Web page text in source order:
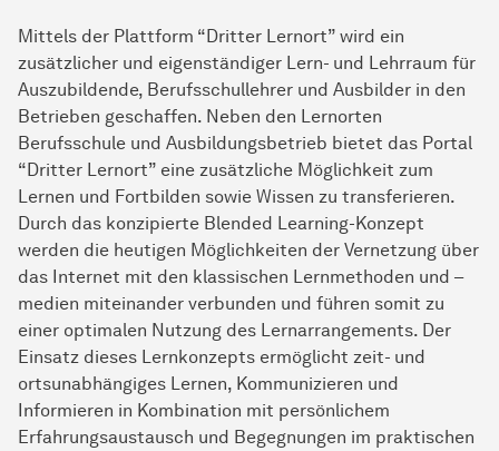
Mittels der Plattform “Dritter Lernort” wird ein
zusätzlicher und eigenständiger Lern- und Lehrraum für
Auszubildende, Berufsschullehrer und Ausbilder in den
Betrieben geschaffen. Neben den Lernorten
Berufsschule und Ausbildungsbetrieb bietet das Portal
“Dritter Lernort” eine zusätzliche Möglichkeit zum
Lernen und Fortbilden sowie Wissen zu transferieren.
Durch das konzipierte Blended Learning-Konzept
werden die heutigen Möglichkeiten der Vernetzung über
das Internet mit den klassischen Lernmethoden und –
medien miteinander verbunden und führen somit zu
einer optimalen Nutzung des Lernarrangements. Der
Einsatz dieses Lernkonzepts ermöglicht zeit- und
ortsunabhängiges Lernen, Kommunizieren und
Informieren in Kombination mit persönlichem
Erfahrungsaustausch und Begegnungen im praktischen